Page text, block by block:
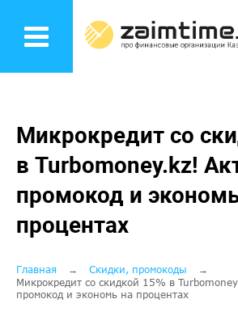
основному
Микрокредит со
в Turbomoney.kz!
промокод и
процентах
Строка
навигации
Главная
Скидки, промокоды
Микрокредит со скидкой 15% в
промокод и экономь на процентах